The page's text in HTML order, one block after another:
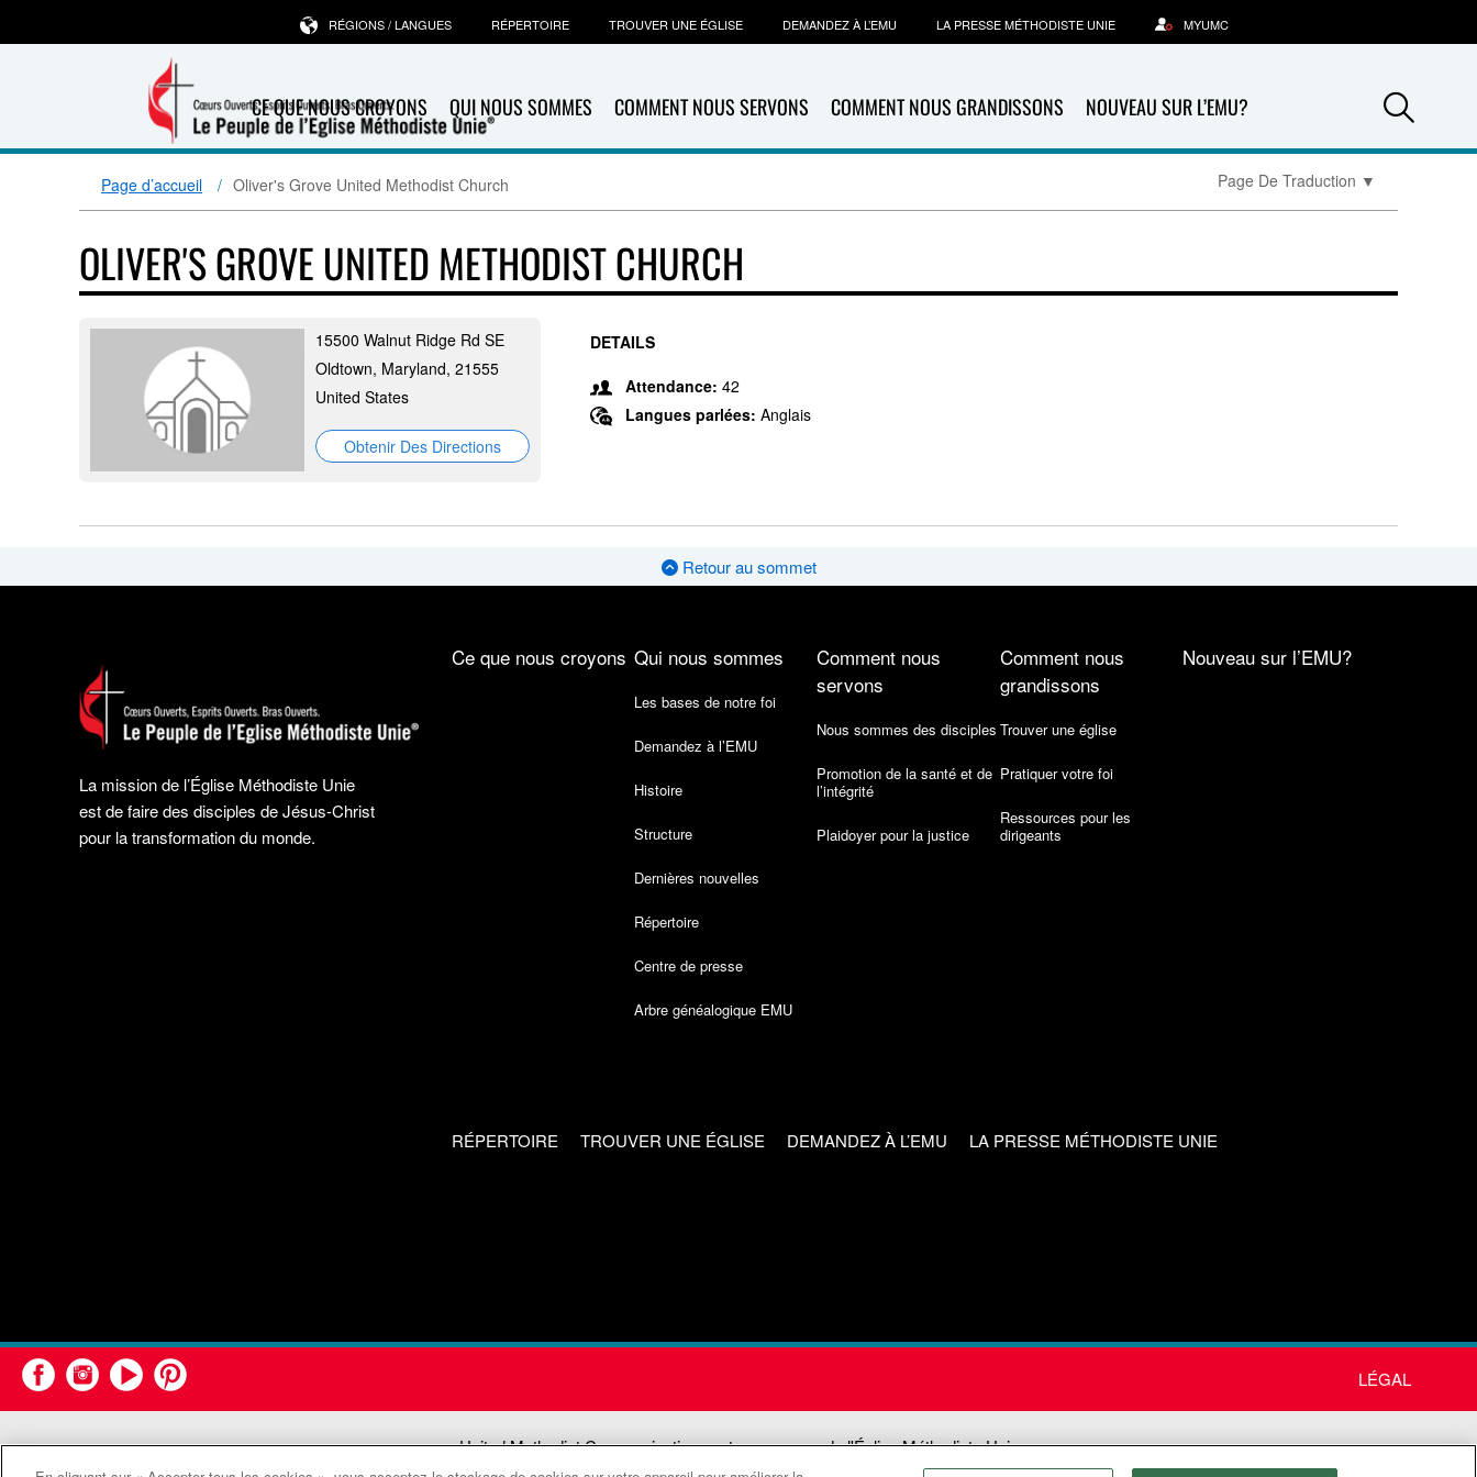
CE QUE NOUS CROYONS QUI NOUS SOMMES COMMENT NOUS SERVONS COMMENT NOUS GRANDISSONS NOUVEAU SUR L’EMU?
RÉGIONS / LANGUES RÉPERTOIRE TROUVER UNE ÉGLISE DEMANDEZ À L’EMU LA PRESSE MÉTHODISTE UNIE MYUMC
Page d’accueil Oliver's Grove United Methodist Church Page De Traduction ▼
OLIVER'S GROVE UNITED METHODIST CHURCH
15500 Walnut Ridge Rd SE
Oldtown, Maryland, 21555
United States
Obtenir Des Directions
DETAILS
Attendance: 42
Langues parlées: Anglais
Retour au sommet
La mission de l’Église Méthodiste Unie
est de faire des disciples de Jésus-Christ
pour la transformation du monde.
Ce que nous croyons Qui nous sommes
Les bases de notre foi
Demandez à l’EMU
Histoire
Structure
Dernières nouvelles
Répertoire
Centre de presse
Arbre généalogique EMU
Comment nous
servons
Nous sommes des disciples
Promotion de la santé et de
l’intégrité
Plaidoyer pour la justice
Comment nous
grandissons
Trouver une église
Pratiquer votre foi
Ressources pour les
dirigeants
Nouveau sur l’EMU?
RÉPERTOIRE TROUVER UNE ÉGLISE DEMANDEZ À L’EMU LA PRESSE MÉTHODISTE UNIE
LÉGAL
United Methodist Communications est une agence de l'Église Méthodiste Unie